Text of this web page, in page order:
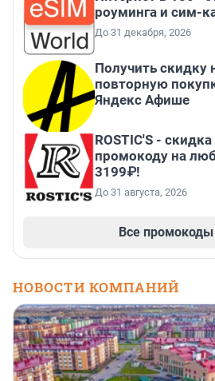
роуминга и сим-
До 31 декабря, 2026
Получить скидку
повторную
Яндекс Афише
ROSTIC'S -
промокоду на
3199₽!
До 31 августа, 2026
Все промокоды
НОВОСТИ КОМПАНИЙ